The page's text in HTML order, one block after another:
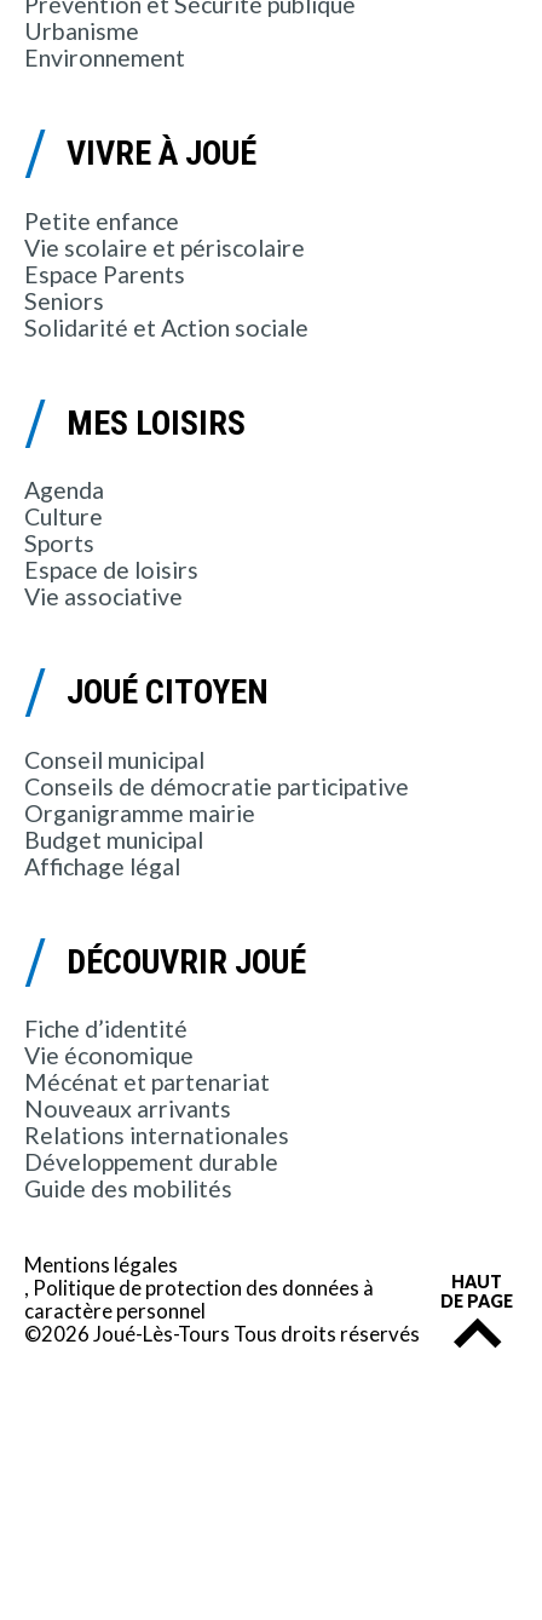
Urbanisme
Environnement
VIVRE À JOUÉ
Petite enfance
Vie scolaire et périscolaire
Espace Parents
Seniors
Solidarité et Action sociale
MES LOISIRS
Agenda
Culture
Sports
Espace de loisirs
Vie associative
JOUÉ CITOYEN
Conseil municipal
Conseils de démocratie participative
Organigramme mairie
Budget municipal
Affichage légal
DÉCOUVRIR JOUÉ
Fiche d’identité
Vie économique
Mécénat et partenariat
Nouveaux arrivants
Relations internationales
Développement durable
Guide des mobilités
Mentions légales
Politique de protection des données à
caractère personnel
©2026 Joué-Lès-Tours Tous droits réservés
HAUT
DE PAGE